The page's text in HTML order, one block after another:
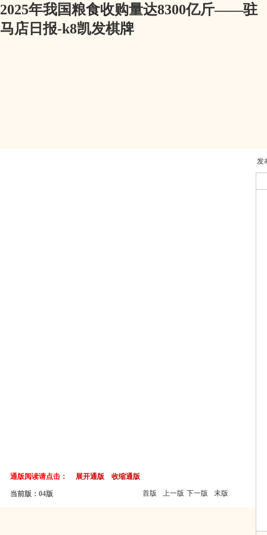
2025年我国粮食收购量达8300亿斤——驻
马店日报-k8凯发棋牌
通版阅读请点击： 展开通版 收缩通版
当前版：04版 首版 上一版 下一版 末版
发